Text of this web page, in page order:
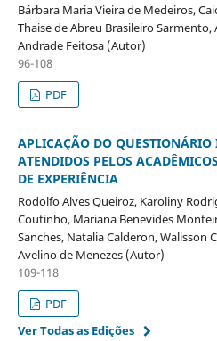
Bárbara Maria Vieira de Medeiros,
Thaise de Abreu Brasileiro
Andrade Feitosa (Autor)
96-108
PDF
APLICAÇÃO DO QUESTIONÁRIO
ATENDIDOS PELOS
DE EXPERIÊNCIA
Rodolfo Alves Queiroz, Karoliny
Coutinho, Mariana Benevides
Sanches, Natalia Calderon, Walisson
Avelino de Menezes (Autor)
109-118
PDF
Ver Todas as Edições